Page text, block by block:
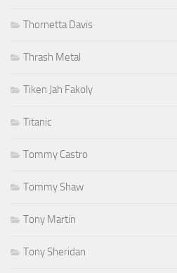
Thornetta Davis
Thrash Metal
Tiken Jah Fakoly
Titanic
Tommy Castro
Tommy Shaw
Tony Martin
Tony Sheridan